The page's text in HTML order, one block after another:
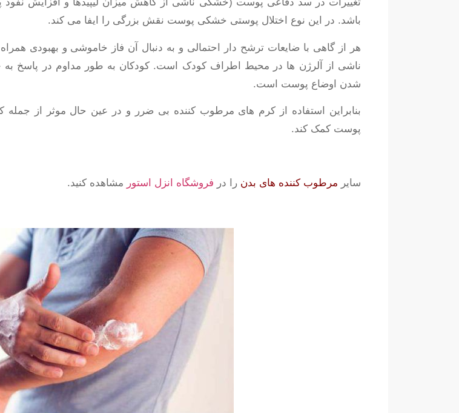
تغییرات در سد دفاعی پوست (خشکی ناشی از کاهش میزان لیپیدها و افزایش
باشد. در این نوع اختلال پوستی خشکی پوست نقش بزرگی را ایفا می کند.
هر از گاهی با ضایعات ترشح دار احتمالی و به دنبال آن فاز خاموشی و بهبودی
ناشی از آلرژن ها در محیط اطراف کودک است. کودکان به طور مداوم در پاسخ
شدن اوضاع پوست است.
بنابراین استفاده از کرم های مرطوب کننده بی ضرر و در عین حال موثر از
پوست کمک کند.
سایر مرطوب کننده های بدن را در فروشگاه انزل استور مشاهده کنید.